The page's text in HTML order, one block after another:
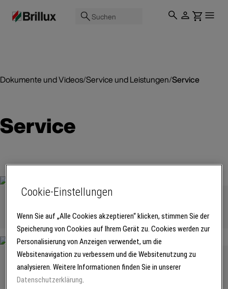
Suchen
Dokumente und Videos/Service und Leistungen/Service
Service
Lieferservice
Persönliche Unterstützung
Cookie-Einstellungen
Wenn Sie auf „Alle Cookies akzeptieren“ klicken, stimmen Sie der
Speicherung von Cookies auf Ihrem Gerät zu. Cookies werden zur
Personalisierung von Anzeigen verwendet, um die
Websitenavigation zu verbessern und die Websitenutzung zu
analysieren. Weitere Informationen finden Sie in unserer
Datenschutzerklärung.